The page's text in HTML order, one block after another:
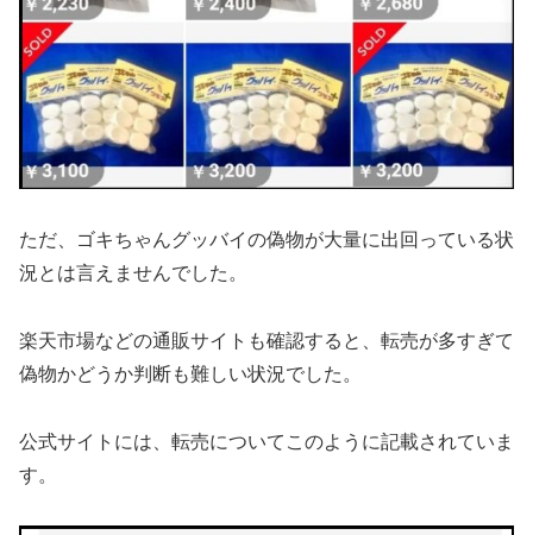
ただ、ゴキちゃんグッバイの偽物が大量に出回っている状
況とは言えませんでした。
楽天市場などの通販サイトも確認すると、転売が多すぎて
偽物かどうか判断も難しい状況でした。
公式サイトには、転売についてこのように記載されていま
す。